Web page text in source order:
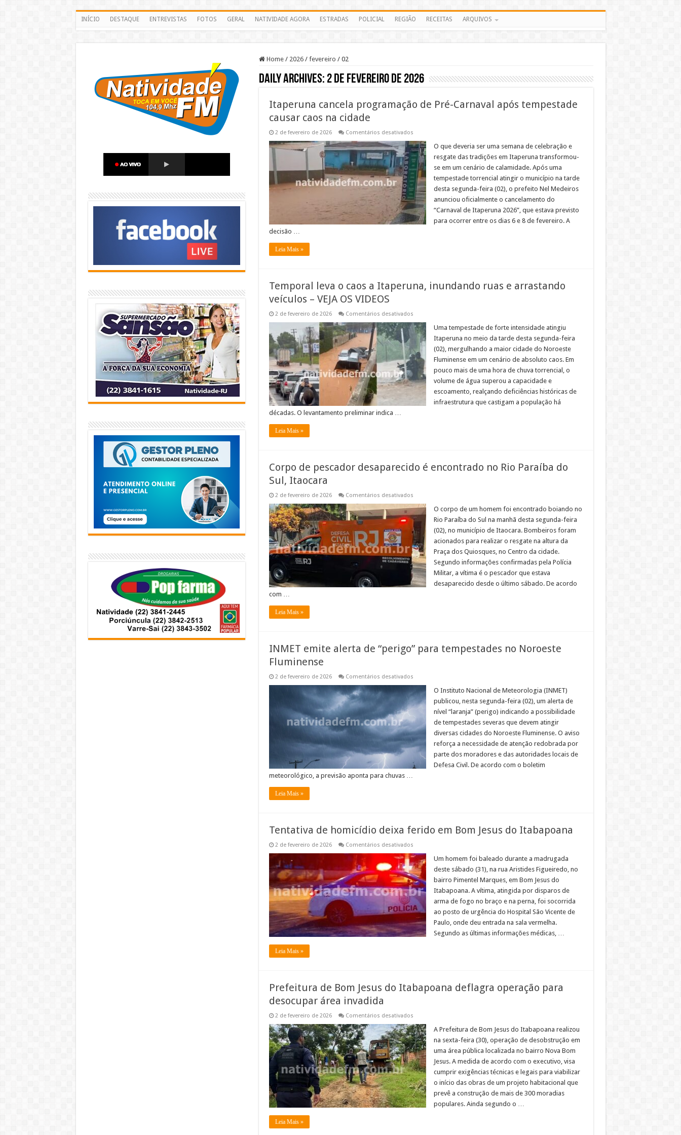
INÍCIO DESTAQUE ENTREVISTAS FOTOS GERAL NATIVIDADE AGORA ESTRADAS POLICIAL REGIÃO RECEITAS ARQUIVOS
Home / 2026 / fevereiro / 02
Daily Archives: 2 de fevereiro de 2026
Itaperuna cancela programação de Pré-Carnaval após tempestade
causar caos na cidade
2 de fevereiro de 2026 Comentários desativadosem
cancela
programação
de
Pré-
Carnaval
após
tempestade
causar
caos
na
cidade
O que deveria ser uma semana de celebração e
resgate das tradições em Itaperuna transformou-
se em um cenário de calamidade. Após uma
tempestade torrencial atingir o município na tarde
desta segunda-feira (02), o prefeito Nel Medeiros
anunciou oficialmente o cancelamento do
“Carnaval de Itaperuna 2026”, que estava previsto
para ocorrer entre os dias 6 e 8 de fevereiro. A
decisão …
Leia Mais »
Temporal leva o caos a Itaperuna, inundando ruas e arrastando
veículos – VEJA OS VIDEOS
2 de fevereiro de 2026 Comentários desativadosem
leva
caos
Itaperuna,
inundando
ruas
arrastando
veículos
VEJA
OS
Uma tempestade de forte intensidade atingiu
Itaperuna no meio da tarde desta segunda-feira
(02), mergulhando a maior cidade do Noroeste
Fluminense em um cenário de absoluto caos. Em
pouco mais de uma hora de chuva torrencial, o
volume de água superou a capacidade e
escoamento, realçando deficiências históricas de
infraestrutura que castigam a população há
décadas. O levantamento preliminar indica …
Leia Mais »
Corpo de pescador desaparecido é encontrado no Rio Paraíba do
Sul, Itaocara
2 de fevereiro de 2026 Comentários desativadosem
de
pescador
desaparecido
é
encontrado
no
Rio
Paraíba
do
Sul,
Itaocara
O corpo de um homem foi encontrado boiando no
Rio Paraíba do Sul na manhã desta segunda-feira
(02), no município de Itaocara. Bombeiros foram
acionados para realizar o resgate na altura da
Praça dos Quiosques, no Centro da cidade.
Segundo informações confirmadas pela Polícia
Militar, a vítima é o pescador que estava
desaparecido desde o último sábado. De acordo
com …
Leia Mais »
INMET emite alerta de “perigo” para tempestades no Noroeste
Fluminense
2 de fevereiro de 2026 Comentários desativadosem
emite
alerta
de
“perigo”
tempestades
no
Noroeste
Fluminense
O Instituto Nacional de Meteorologia (INMET)
publicou, nesta segunda-feira (02), um alerta de
nível “laranja” (perigo) indicando a possibilidade
de tempestades severas que devem atingir
diversas cidades do Noroeste Fluminense. O aviso
reforça a necessidade de atenção redobrada por
parte dos moradores e das autoridades locais de
Defesa Civil. De acordo com o boletim
meteorológico, a previsão aponta para chuvas …
Leia Mais »
Tentativa de homicídio deixa ferido em Bom Jesus do Itabapoana
2 de fevereiro de 2026 Comentários desativadosem
de
homicídio
deixa
ferido
em
Bom
Jesus
do
Itabapoana
Um homem foi baleado durante a madrugada
deste sábado (31), na rua Aristides Figueiredo, no
bairro Pimentel Marques, em Bom Jesus do
Itabapoana. A vítima, atingida por disparos de
arma de fogo no braço e na perna, foi socorrida
ao posto de urgência do Hospital São Vicente de
Paulo, onde deu entrada na sala vermelha.
Segundo as últimas informações médicas, …
Leia Mais »
Prefeitura de Bom Jesus do Itabapoana deflagra operação para
desocupar área invadida
2 de fevereiro de 2026 Comentários desativadosem
de
Bom
Jesus
do
Itabapoana
deflagra
operação
para
desocupar
área
invadida
A Prefeitura de Bom Jesus do Itabapoana realizou
na sexta-feira (30), operação de desobstrução em
uma área pública localizada no bairro Nova Bom
Jesus. A medida de acordo com o executivo, visa
cumprir exigências técnicas e legais para viabilizar
o início das obras de um projeto habitacional que
prevê a construção de mais de 300 moradias
populares. Ainda segundo o …
Leia Mais »